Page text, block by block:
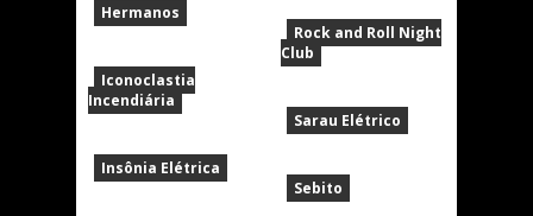
Hermanos
Iconoclastia
Incendiária
Insônia Elétrica
Rock and Roll Night
Club
Sarau Elétrico
Sebito